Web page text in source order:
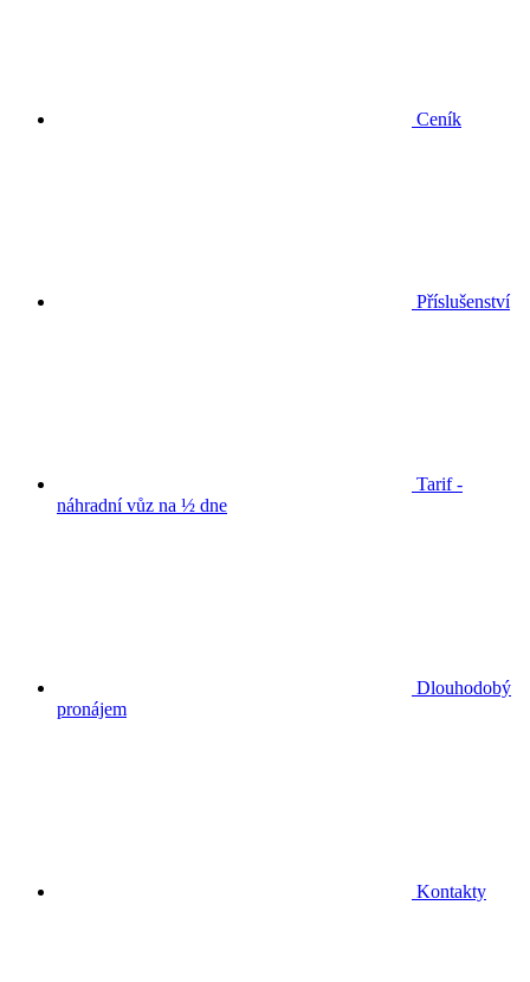
Ceník
Příslušenství
Tarif -
náhradní vůz na ½ dne
Dlouhodobý
pronájem
Kontakty